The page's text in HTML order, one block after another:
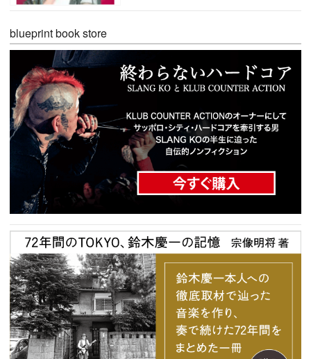
blueprint book store